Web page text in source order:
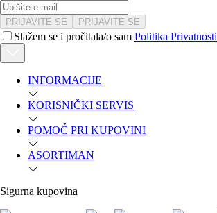
PRIJAVITE SE PRIJAVITE SE
Slažem se i pročitala/o sam Politika Privatnosti
INFORMACIJE
KORISNIČKI SERVIS
POMOĆ PRI KUPOVINI
ASORTIMAN
Sigurna kupovina